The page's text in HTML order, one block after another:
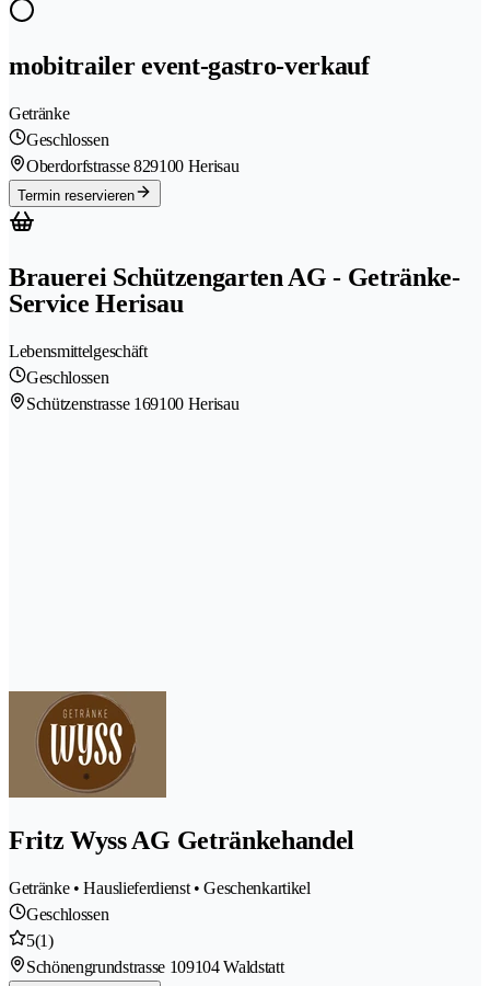
mobitrailer event-gastro-verkauf
Getränke
Geschlossen
Oberdorfstrasse 829100 Herisau
Termin reservieren
Brauerei Schützengarten AG - Getränke-
Service Herisau
Lebensmittelgeschäft
Geschlossen
Schützenstrasse 169100 Herisau
Fritz Wyss AG Getränkehandel
Getränke • Hauslieferdienst • Geschenkartikel
Geschlossen
5(1)
Schönengrundstrasse 109104 Waldstatt